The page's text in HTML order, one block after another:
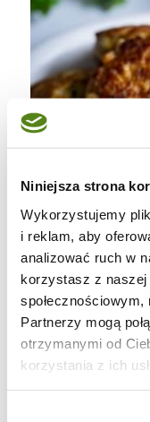
Niniejsza strona
Wykorzystujemy
i reklam, aby
analizować ruch w
korzystasz z naszej
Partnerzy mogą
otrzymanymi od
korzystania z ich